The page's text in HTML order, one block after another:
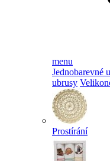
menu
Jednobarevné
ubrusy
Prostírání